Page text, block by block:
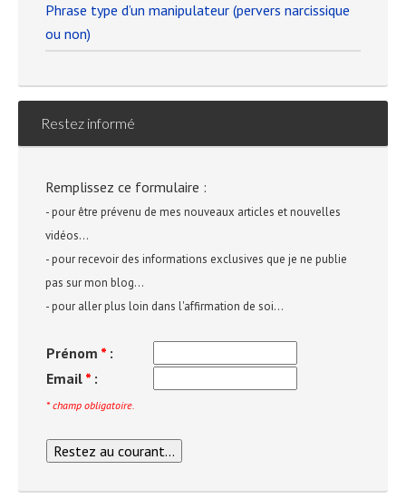
Phrase type d’un manipulateur (pervers narcissique
ou non)
Restez informé
Remplissez ce formulaire :
- pour être prévenu de mes nouveaux articles et nouvelles
vidéos...
- pour recevoir des informations exclusives que je ne publie
pas sur mon blog...
- pour aller plus loin dans l'affirmation de soi...
Prénom * :
Email * :
* champ obligatoire.